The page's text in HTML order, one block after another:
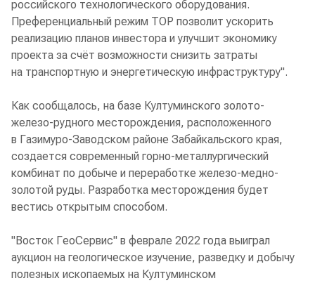
российского технологического оборудования.
Преференциальный режим ТОР позволит ускорить
реализацию планов инвестора и улучшит экономику
проекта за счёт возможности снизить затраты
на транспортную и энергетическую инфраструктуру".
Как сообщалось, на базе Култуминского золото-
железо-рудного месторождения, расположенного
в Газимуро-Заводском районе Забайкальского края,
создается современный горно-металлургический
комбинат по добыче и переработке железо-медно-
золотой руды. Разработка месторождения будет
вестись открытым способом.
"Восток ГеоСервис" в феврале 2022 года выиграл
аукцион на геологическое изучение, разведку и добычу
полезных ископаемых на Култуминском